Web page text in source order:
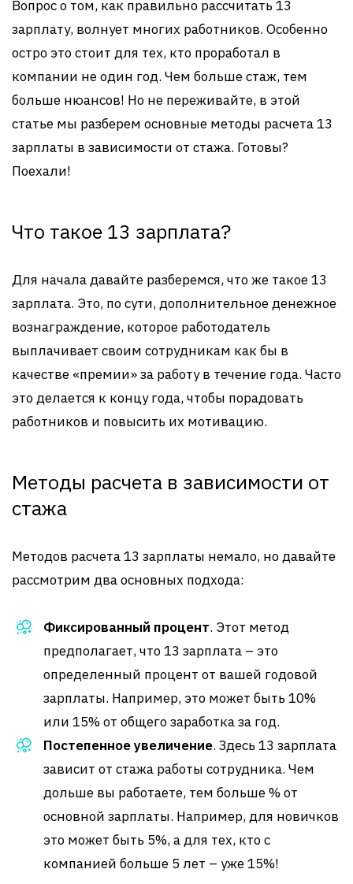
Вопрос о том, как правильно рассчитать 13
зарплату, волнует многих работников. Особенно
остро это стоит для тех, кто проработал в
компании не один год. Чем больше стаж, тем
больше нюансов! Но не переживайте, в этой
статье мы разберем основные методы расчета 13
зарплаты в зависимости от стажа. Готовы?
Поехали!
Что такое 13 зарплата?
Для начала давайте разберемся, что же такое 13
зарплата. Это, по сути, дополнительное денежное
вознаграждение, которое работодатель
выплачивает своим сотрудникам как бы в
качестве «премии» за работу в течение года. Часто
это делается к концу года, чтобы порадовать
работников и повысить их мотивацию.
Методы расчета в зависимости от
стажа
Методов расчета 13 зарплаты немало, но давайте
рассмотрим два основных подхода:
Фиксированный процент. Этот метод
предполагает, что 13 зарплата – это
определенный процент от вашей годовой
зарплаты. Например, это может быть 10%
или 15% от общего заработка за год.
Постепенное увеличение. Здесь 13 зарплата
зависит от стажа работы сотрудника. Чем
дольше вы работаете, тем больше % от
основной зарплаты. Например, для новичков
это может быть 5%, а для тех, кто с
компанией больше 5 лет – уже 15%!